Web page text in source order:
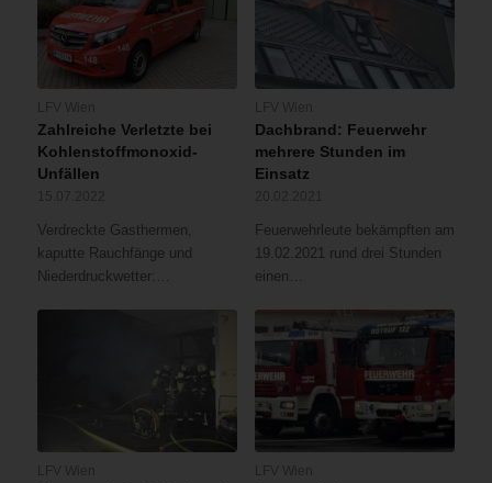
Zahlreiche Verletzte bei
Kohlenstoffmonoxid-
Unfällen
Verdreckte Gasthermen,
kaputte Rauchfänge und
Niederdruckwetter:…
Dachbrand: Feuerwehr
mehrere Stunden im
Einsatz
Feuerwehrleute bekämpften am
19.02.2021 rund drei Stunden
einen…